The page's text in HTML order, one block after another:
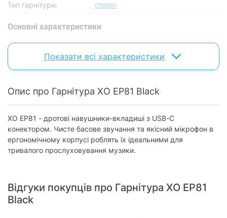
Тип гарнітури: стерео
Основнi характеристики
Частотний діапазон:
20 - 20 000 Гц
Чутливість:
112 дБ ± 3 дБ
оформлення:
Дротове підключення
Довжина кабелю:
1.2 м
Живлення
Показати всі характеристики
Опис про Гарнітура XO EP81 Black
XO EP81 - дротові навушники-вкладиші з USB-C
конектором. Чисте басове звучання та якісний мікрофон в
ергономічному корпусі роблять їх ідеальними для
тривалого прослуховування музики.
Відгуки покупців про Гарнітура XO EP81
Black